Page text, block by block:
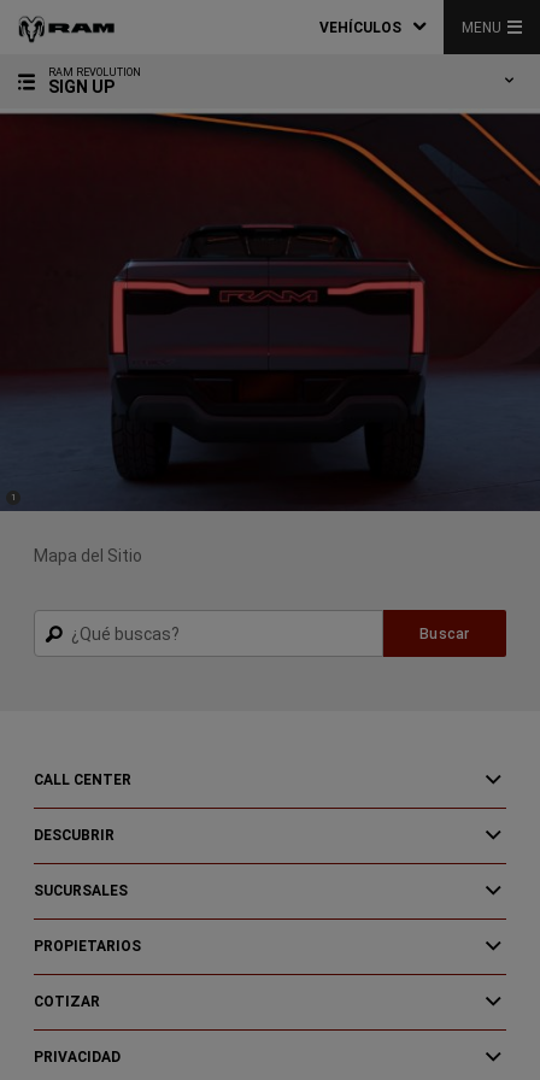
VEHÍCULOS MENU
RAM REVOLUTION
SIGN UP
1
Mapa del Sitio
Buscar
Buscar
CALL CENTER
DESCUBRIR
SUCURSALES
PROPIETARIOS
COTIZAR
PRIVACIDAD